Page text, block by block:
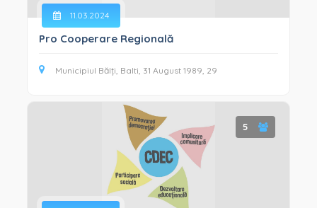
11.03.2024
Pro Cooperare Regională
Municipiul Bălți, Balti, 31 August 1989, 29
5